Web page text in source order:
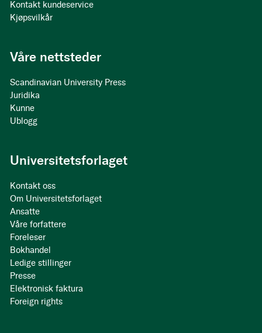
Kontakt kundeservice
Kjøpsvilkår
Våre nettsteder
Scandinavian University Press
Juridika
Kunne
Ublogg
Universitetsforlaget
Kontakt oss
Om Universitetsforlaget
Ansatte
Våre forfattere
Foreleser
Bokhandel
Ledige stillinger
Presse
Elektronisk faktura
Foreign rights